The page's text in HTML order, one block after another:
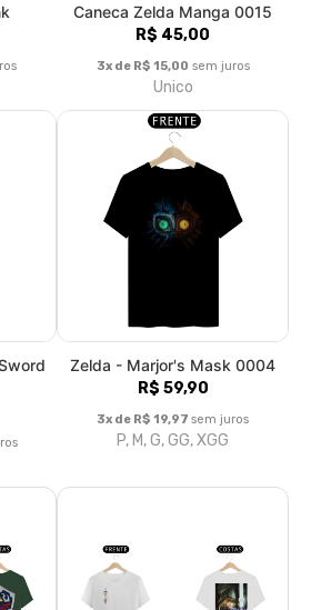
Caneca Zelda Manga 0015
R$ 45,00
3x de R$ 15,00 sem juros
Unico
Zelda - Marjor's Mask 0004
R$ 59,90
3x de R$ 19,97 sem juros
P, M, G, GG, XGG